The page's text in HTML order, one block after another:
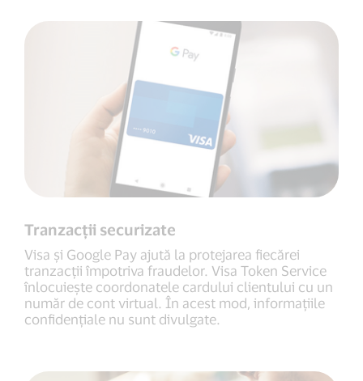
Tranzacții securizate
Visa și Google Pay ajută la protejarea fiecărei
tranzacții împotriva fraudelor. Visa Token Service
înlocuiește coordonatele cardului clientului cu un
număr de cont virtual. În acest mod, informațiile
confidențiale nu sunt divulgate.